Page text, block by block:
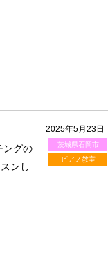
2025年5月23日
茨城県石岡市
ピアノ教室
ングの
ンし